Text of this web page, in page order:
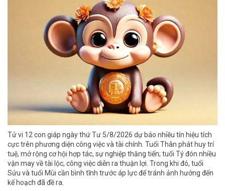
Tử vi 12 con giáp ngày thứ Tư 5/8/2026 dự báo nhiều tín hiệu tích
cực trên phương diện công việc và tài chính. Tuổi Thân phát huy trí
tuệ, mở rộng cơ hội hợp tác, sự nghiệp thăng tiến; tuổi Tý đón nhiều
vận may về tài lộc, công việc diễn ra thuận lợi. Trong khi đó, tuổi
Sửu và tuổi Mùi cần bình tĩnh trước áp lực để tránh ảnh hưởng đến
kế hoạch đã đề ra.